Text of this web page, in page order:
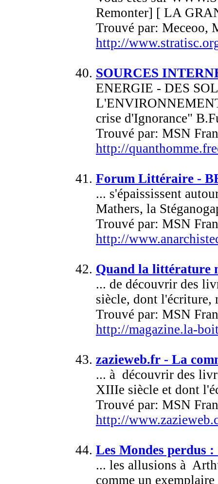
Remonter] [ LA
Trouvé par: Meceoo,
http://
SOURCES
ENERGIE - DES
crise d'Ignorance"
Trouvé par: MSN
http://
Forum Littéraire -
... s'épaississent
Mathers, la
Trouvé par: MSN
http://
Quand la littérature
... de découvrir des
siècle, dont l'écriture,
Trouvé par: MSN
http://magazine.la-
zazieweb.fr - La
... à découvrir des
XIIIe siècle et dont
Trouvé par: MSN
http://
Les Mondes perdus
... les allusions à
comme un